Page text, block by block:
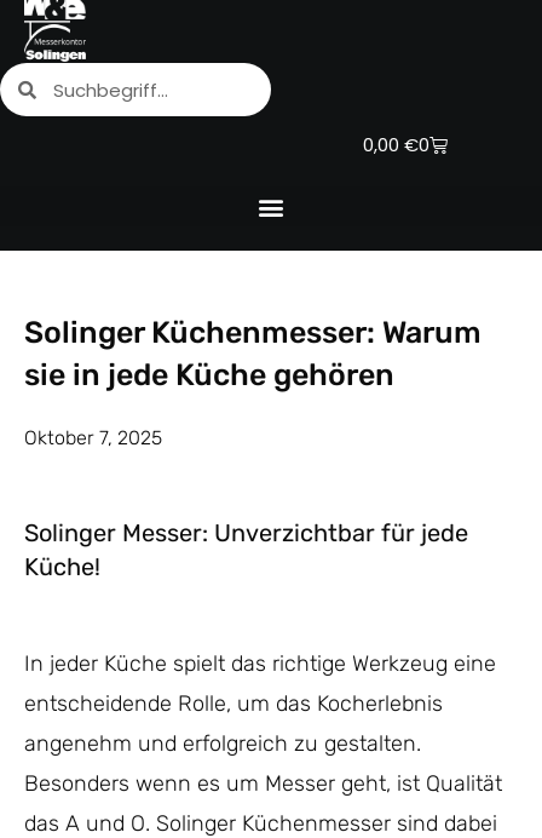
Zum
Inhalt
springen
SucheSuche
0,00 €0
Warenkorb
Solinger Küchenmesser: Warum
sie in jede Küche gehören
Oktober 7, 2025
Solinger Messer: Unverzichtbar für jede
Küche!
In jeder Küche spielt das richtige Werkzeug eine
entscheidende Rolle, um das Kocherlebnis
angenehm und erfolgreich zu gestalten.
Besonders wenn es um Messer geht, ist Qualität
das A und O. Solinger Küchenmesser sind dabei